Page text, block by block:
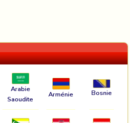
Arabie
Saoudite
Arménie Bosnie